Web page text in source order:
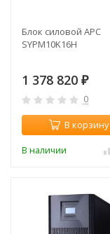
Блок силовой APC
SYPM10K16H
1 378 820 ₽
0
В корзину
В наличии